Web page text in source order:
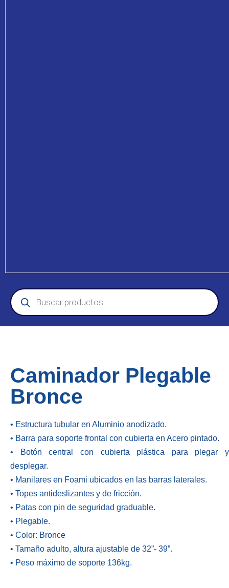
Caminador Plegable
Bronce
• Estructura tubular en Aluminio anodizado.
• Barra para soporte frontal con cubierta en Acero pintado.
• Botón central con cubierta plástica para plegar y
desplegar.
• Manilares en Foami ubicados en las barras laterales.
• Topes antideslizantes y de fricción.
• Patas con pin de seguridad graduable.
• Plegable.
• Color: Bronce
• Tamaño adulto, altura ajustable de 32”- 39”.
• Peso máximo de soporte 136kg.